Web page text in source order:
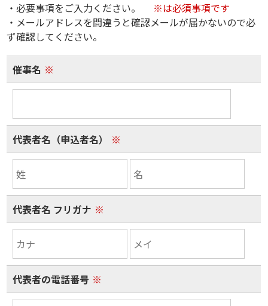
・必要事項をご入力ください。
※は必須事項です
・メールアドレスを間違うと確認メールが届かないので必
ず確認してください。
催事名 ※
代表者名（申込者名） ※
代表者名 フリガナ ※
代表者の電話番号 ※